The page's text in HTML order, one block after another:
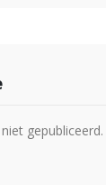
gepubliceerd.